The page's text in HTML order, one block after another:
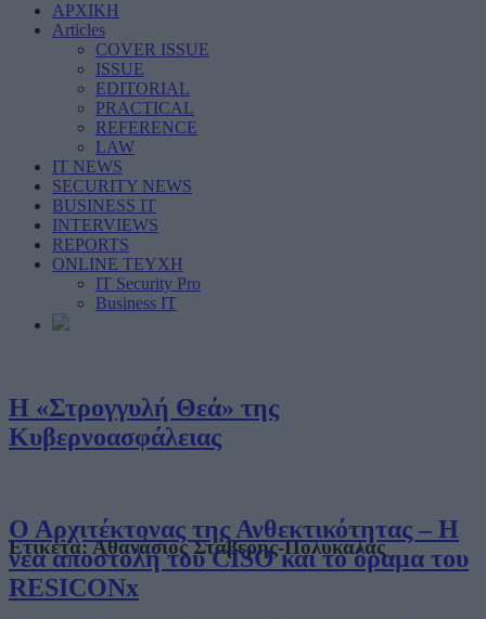
ΑΡΧΙΚΗ
Articles
COVER ISSUE
ISSUE
EDITORIAL
PRACTICAL
REFERENCE
LAW
IT NEWS
SECURITY NEWS
BUSINESS IT
INTERVIEWS
REPORTS
ONLINE ΤΕΥΧΗ
IT Security Pro
Business IT
Η «Στρογγυλή Θεά» της
Κυβερνοασφάλειας
Ο Αρχιτέκτονας της Ανθεκτικότητας – Η
νέα αποστολή του CISO και το όραμα του
RESICONx
Ετικέτα:Αθανάσιος Στάβερης-Πολυκαλάς